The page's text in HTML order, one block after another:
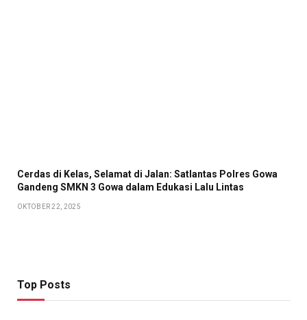
Cerdas di Kelas, Selamat di Jalan: Satlantas Polres Gowa
Gandeng SMKN 3 Gowa dalam Edukasi Lalu Lintas
OKTOBER 22, 2025
Top Posts